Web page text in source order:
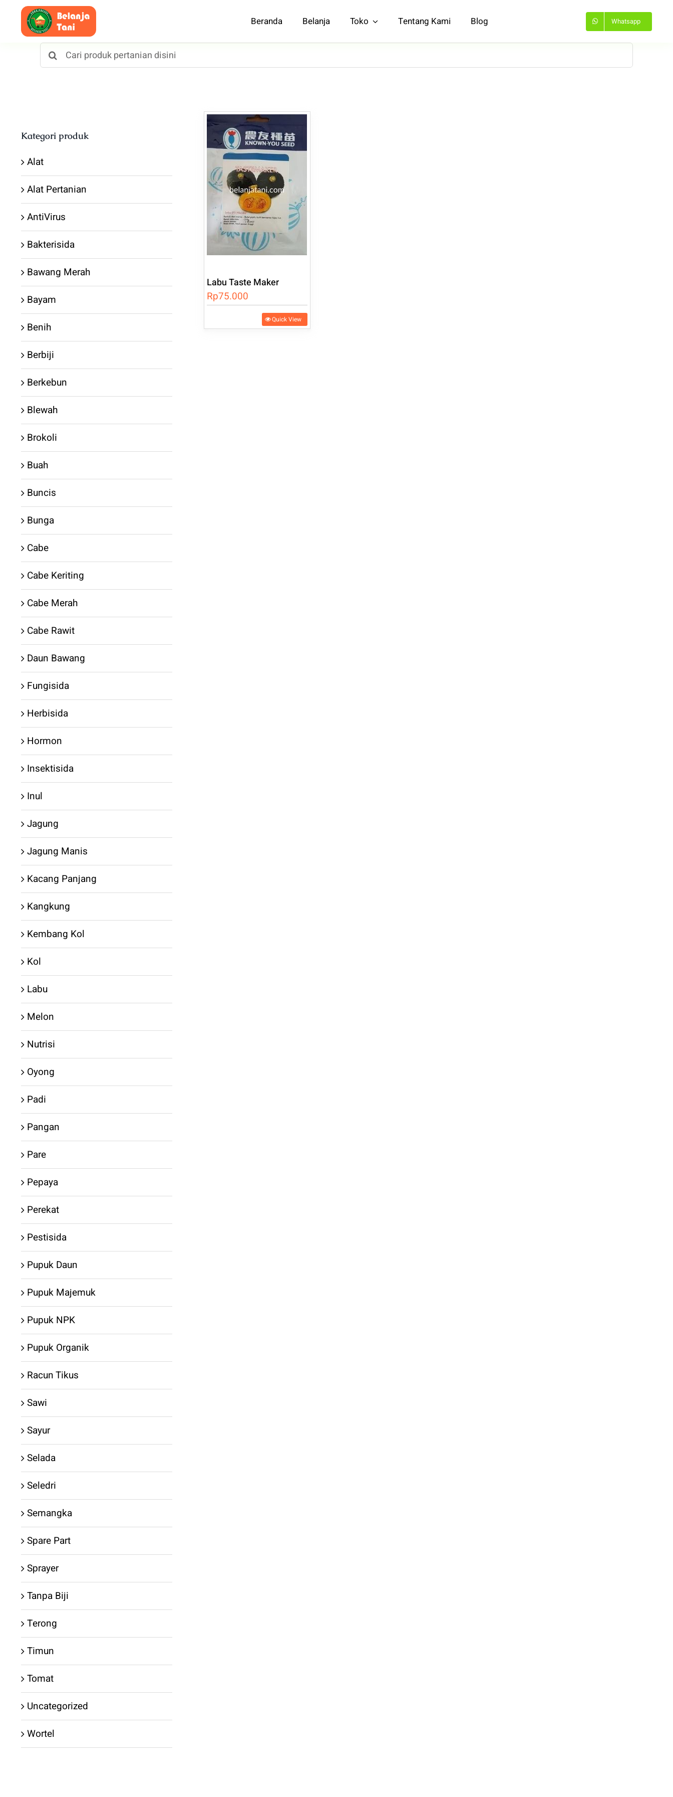
Beranda Belanja Toko Tentang Kami Blog Whatsapp
Search
for:
Labu Taste Maker
Rp75.000
Quick View
Kategori produk
Alat
Alat Pertanian
AntiVirus
Bakterisida
Bawang Merah
Bayam
Benih
Berbiji
Berkebun
Blewah
Brokoli
Buah
Buncis
Bunga
Cabe
Cabe Keriting
Cabe Merah
Cabe Rawit
Daun Bawang
Fungisida
Herbisida
Hormon
Insektisida
Inul
Jagung
Jagung Manis
Kacang Panjang
Kangkung
Kembang Kol
Kol
Labu
Melon
Nutrisi
Oyong
Padi
Pangan
Pare
Pepaya
Perekat
Pestisida
Pupuk Daun
Pupuk Majemuk
Pupuk NPK
Pupuk Organik
Racun Tikus
Sawi
Sayur
Selada
Seledri
Semangka
Spare Part
Sprayer
Tanpa Biji
Terong
Timun
Tomat
Uncategorized
Wortel